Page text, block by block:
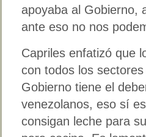
apoyaba al Gobierno,
ante eso no nos
Capriles enfatizó que
con todos los
Gobierno tiene el
venezolanos, eso sí
consigan leche para